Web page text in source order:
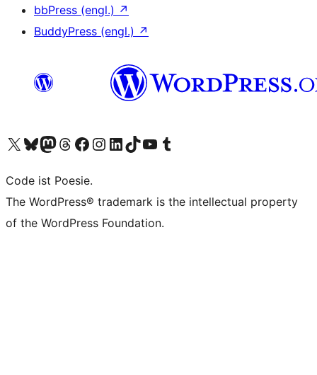
bbPress (engl.) ↗
BuddyPress (engl.) ↗
Das X-Konto (früher Twitter) von WordPress.org besuchen
Das Bluesky-Konto von WordPress.org besuchen
Das Mastodon-Konto von WordPress.org besuchen
Das Threads-Konto von WordPress.org besuchen
Die Facebook-Seite von WordPress.org besuchen
Das Instagram-Konto von WordPress.org besuchen
Das LinkedIn-Konto von WordPress.org besuchen
Das TikTok-Konto von WordPress.org besuchen
Den YouTube-Kanal von WordPress.org besuchen
Das Tumblr-Konto von WordPress.org besuchen
Code ist Poesie.
The WordPress® trademark is the intellectual property
of the WordPress Foundation.